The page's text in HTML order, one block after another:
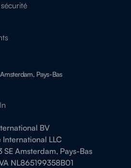
Pays-Bas
BV
International LLC
SE Amsterdam, Pays-Bas
NL865199358B01